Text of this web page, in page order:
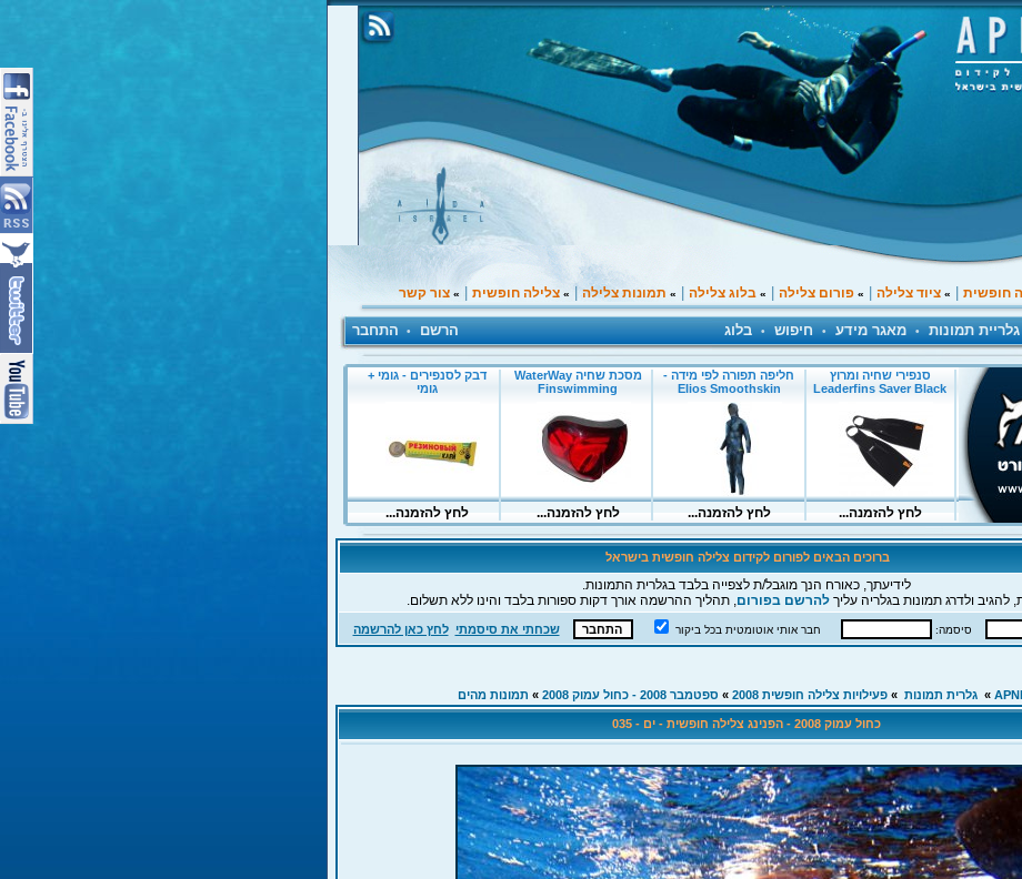
חופשית |
» ציוד צלילה |
» פורום צלילה |
» בלוג צלילה |
» תמונות צלילה |
» צלילה חופשית |
» צור קשר
גלריית תמונות • מאגר מידע • חיפוש • בלוג הרשם • התחבר
ברוכים הבאים לפורום לקידום צלילה חופשית בישראל
לידיעתך, כאורח הנך מוגבל/ת לצפייה בלבד בגלרית התמונות.
להגיב ולדרג תמונות בגלריה עליךלהרשם בפורום, תהליך ההרשמה אורך דקות ספורות בלבד והינו ללא תשלום.
סיסמה: חבר אותי אוטומטית בכל ביקור שכחתי את סיסמתי לחץ כאן להרשמה
» גלרית תמונות » פעילויות צלילה חופשית 2008 » ספטמבר 2008 - כחול עמוק 2008 » תמונות מהים
כחול עמוק 2008 - הפנינג צלילה חופשית - ים - 035